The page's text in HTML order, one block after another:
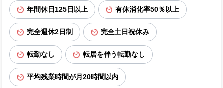
年間休日125日以上 有休消化率50％以上
完全週休2日制 完全土日祝休み
転勤なし 転居を伴う転勤なし
平均残業時間が月20時間以内